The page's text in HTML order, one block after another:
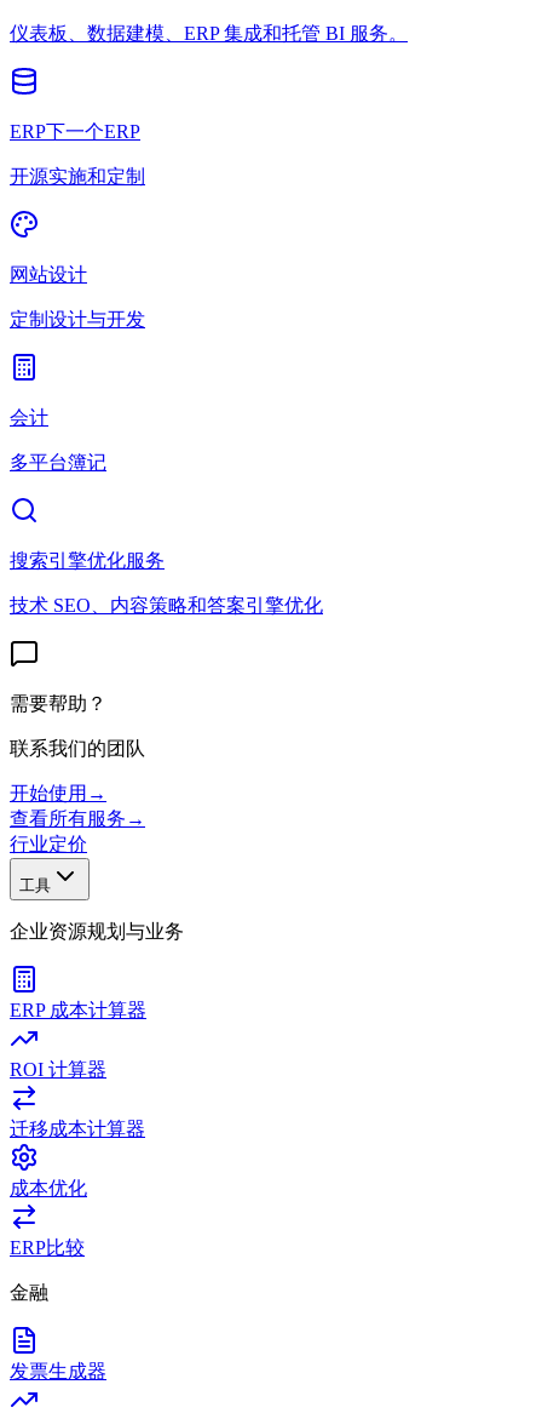
仪表板、数据建模、ERP 集成和托管 BI 服务。
ERP下一个ERP
开源实施和定制
网站设计
定制设计与开发
会计
多平台簿记
搜索引擎优化服务
技术 SEO、内容策略和答案引擎优化
需要帮助？
联系我们的团队
开始使用 →
查看所有服务 →
行业定价
工具
企业资源规划与业务
ERP 成本计算器
ROI 计算器
迁移成本计算器
成本优化
ERP比较
金融
发票生成器